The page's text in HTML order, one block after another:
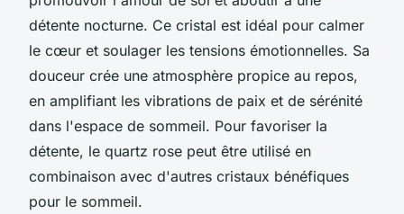
détente nocturne. Ce cristal est idéal pour calmer
le cœur et soulager les tensions émotionnelles. Sa
douceur crée une atmosphère propice au repos,
en amplifiant les vibrations de paix et de sérénité
dans l'espace de sommeil. Pour favoriser la
détente, le quartz rose peut être utilisé en
combinaison avec d'autres cristaux bénéfiques
pour le sommeil.